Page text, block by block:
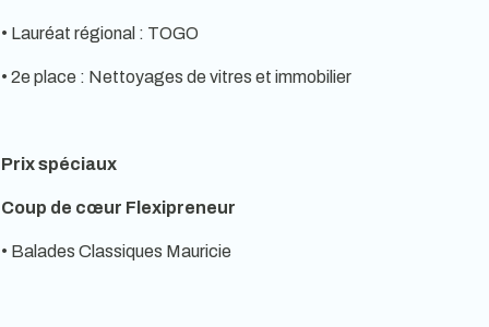
• Lauréat régional : TOGO
• 2e place : Nettoyages de vitres et immobilier
Prix spéciaux
Coup de cœur Flexipreneur
• Balades Classiques Mauricie